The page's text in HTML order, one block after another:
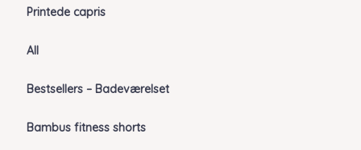
Printede capris
All
Bestsellers – Badeværelset
Bambus fitness shorts